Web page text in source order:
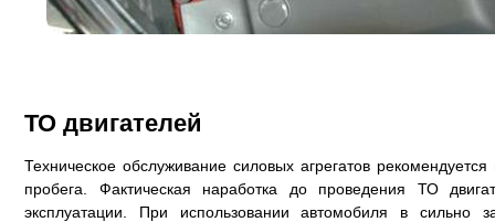
ТО двигателей
Техническое обслуживание силовых агрегатов
пробега. Фактическая наработка до проведения ТО
эксплуатации. При использовании автомобиля в сильно